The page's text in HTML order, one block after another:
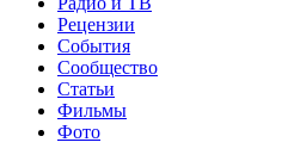
Рецензии
События
Сообщество
Статьи
Фильмы
Фото